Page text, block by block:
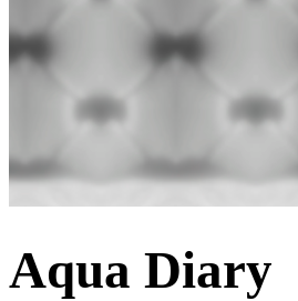
Aqua Diary